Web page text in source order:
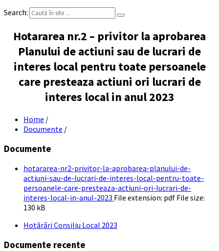
Search:
Hotararea nr.2 – privitor la aprobarea
Planului de actiuni sau de lucrari de
interes local pentru toate persoanele
care presteaza actiuni ori lucrari de
interes local in anul 2023
Home /
Documente /
Documente
hotararea-nr2-privitor-la-aprobarea-planului-de-
actiuni-sau-de-lucrari-de-interes-local-pentru-toate-
persoanele-care-presteaza-actiuni-ori-lucrari-de-
interes-local-in-anul-2023 File extension: pdf File size:
130 kB
Hotărâri Consiliu Local 2023
Documente recente